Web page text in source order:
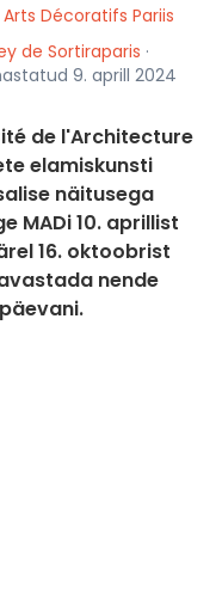
Décoratifs Pariis
de Sortiraparis ·
9. aprill 2024
de l'Architecture
elamiskunsti
näitusega
MADi 10. aprillist
16. oktoobrist
nende